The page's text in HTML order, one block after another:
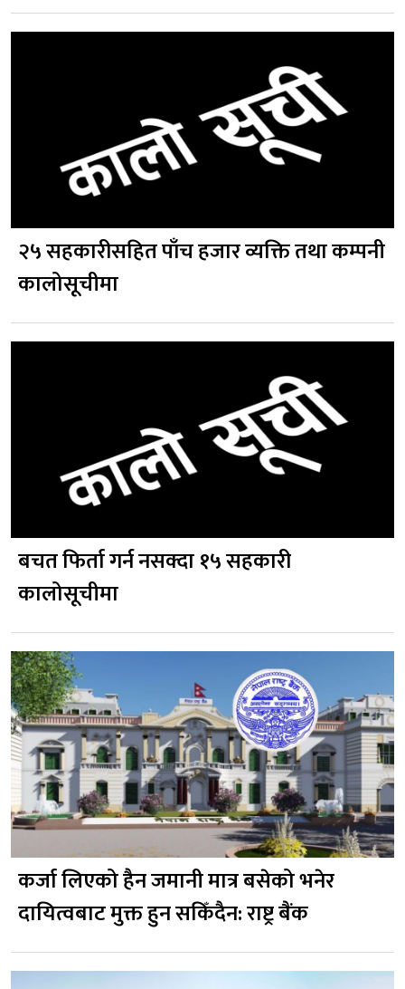
२५ सहकारीसहित पाँच हजार व्यक्ति तथा कम्पनी
कालोसूचीमा
बचत फिर्ता गर्न नसक्दा १५ सहकारी
कालोसूचीमा
कर्जा लिएको हैन जमानी मात्र बसेको भनेर
दायित्वबाट मुक्त हुन सकिँदैन: राष्ट्र बैंक